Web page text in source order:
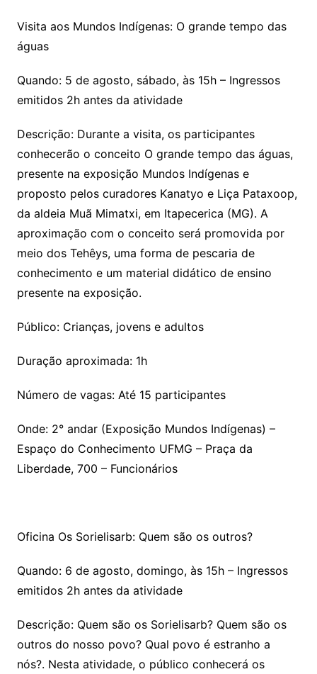
Visita aos Mundos Indígenas: O grande tempo das
águas
Quando: 5 de agosto, sábado, às 15h – Ingressos
emitidos 2h antes da atividade
Descrição: Durante a visita, os participantes
conhecerão o conceito O grande tempo das águas,
presente na exposição Mundos Indígenas e
proposto pelos curadores Kanatyo e Liça Pataxoop,
da aldeia Muã Mimatxi, em Itapecerica (MG). A
aproximação com o conceito será promovida por
meio dos Tehêys, uma forma de pescaria de
conhecimento e um material didático de ensino
presente na exposição.
Público: Crianças, jovens e adultos
Duração aproximada: 1h
Número de vagas: Até 15 participantes
Onde: 2° andar (Exposição Mundos Indígenas) –
Espaço do Conhecimento UFMG – Praça da
Liberdade, 700 – Funcionários
Oficina Os Sorielisarb: Quem são os outros?
Quando: 6 de agosto, domingo, às 15h – Ingressos
emitidos 2h antes da atividade
Descrição: Quem são os Sorielisarb? Quem são os
outros do nosso povo? Qual povo é estranho a
nós?. Nesta atividade, o público conhecerá os